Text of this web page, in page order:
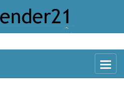
Menu